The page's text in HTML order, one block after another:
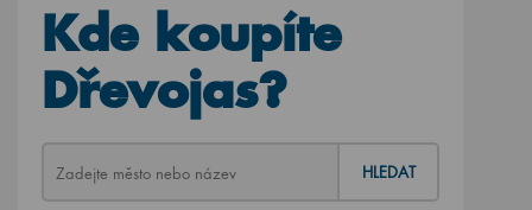
Kde koupíte
Dřevojas?
HLEDAT